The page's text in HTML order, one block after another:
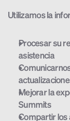
Utilizamos la
Procesar su
asistencia
Mejorar la
Summits
Compartir los